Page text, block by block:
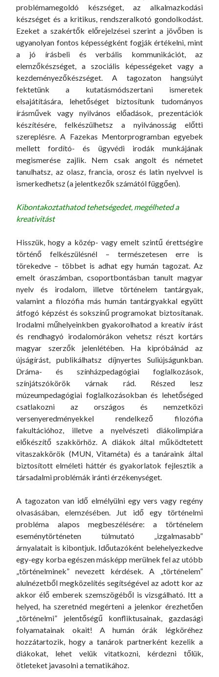
problémamegoldó készséget, az alkalmazkodási
készséget és a kritikus, rendszeralkotó gondolkodást.
Ezeket a szakértők előrejelzései szerint a jövőben is
ugyanolyan fontos képességként fogják értékelni, mint
a jó írásbeli és verbális kommunikációt, az
elemzőkészséget, a szociális képességeket vagy a
kezdeményezőkészséget. A tagozaton hangsúlyt
fektetünk a kutatásmódszertani ismeretek
elsajátítására, lehetőséget biztosítunk tudományos
írásművek vagy nyilvános előadások, prezentációk
készítésére, felkészülhetsz a nyilvánosság előtti
szereplésre. A Fazekas Mentorprogramban egyebek
mellett fordító- és ügyvédi irodák munkájának
megismerése zajlik. Nem csak angolt és németet
tanulhatsz, az olasz, francia, orosz és latin nyelvvel is
ismerkedhetsz (a jelentkezők számától függően).
Kibontakoztathatod tehetségedet, megélheted a
kreativitást
Hisszük, hogy a közép- vagy emelt szintű érettségire
történő felkészülésnél – természetesen erre is
törekedve – többet is adhat egy humán tagozat. Az
emelt óraszámban, csoportbontásban tanult magyar
nyelv és irodalom, illetve történelem tantárgyak,
valamint a filozófia más humán tantárgyakkal együtt
átfogó képzést és sokszínű programokat biztosítanak.
Irodalmi műhelyeinkben gyakorolhatod a kreatív írást
és rendhagyó irodalomórákon vehetsz részt kortárs
magyar szerzők jelenlétében. Ha kipróbálnád az
újságírást, publikálhatsz díjnyertes Suliújságunkban.
Dráma- és színházpedagógiai foglalkozások,
színjátszókörök várnak rád. Részed lesz
múzeumpedagógiai foglalkozásokban és lehetőséged
csatlakozni az országos és nemzetközi
versenyeredményekkel rendelkező filozófia
fakultációhoz, illetve a nyelvészeti diákolimpiára
előkészítő szakkörhöz. A diákok által működtetett
vitaszakkörök (MUN, Vitaméta) és a tanáraink által
biztosított elméleti háttér és gyakorlatok fejlesztik a
társadalmi problémák iránti érzékenységet.
A tagozaton van idő elmélyülni egy vers vagy regény
olvasásában, elemzésében. Jut idő egy történelmi
probléma alapos megbeszélésére: a történelem
eseménytörténeten túlmutató „izgalmasabb”
árnyalatait is kibontjuk. Időutazóként belehelyezkedve
egy-egy korba egészen másképp merülnek fel az utóbb
„történelminek” nevezett kérdések. A „történelem”
alulnézetből megközelítés segítségével az adott kor az
akkor élő emberek szemszögéből is vizsgálható. Itt a
helyed, ha szeretnéd megérteni a jelenkor érezhetően
„történelmi” jelentőségű konfliktusainak, gazdasági
folyamatainak okait! A humán órák légköréhez
hozzátartozik, hogy a tanárok partnerként kezelik a
diákokat, lehet velük vitatkozni, kérdezni tőlük,
ötleteket javasolni a tematikához.